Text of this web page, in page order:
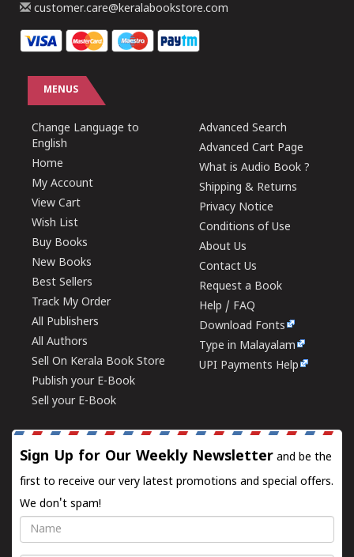
customer.care@keralabookstore.com
MENUS
Change Language to
English
Home
My Account
View Cart
Wish List
Buy Books
New Books
Best Sellers
Track My Order
All Publishers
All Authors
Sell On Kerala Book Store
Publish your E-Book
Sell your E-Book
Advanced Search
Advanced Cart Page
What is Audio Book ?
Shipping & Returns
Privacy Notice
Conditions of Use
About Us
Contact Us
Request a Book
Help / FAQ
Download Fonts
Type in Malayalam
UPI Payments Help
Sign Up for Our Weekly Newsletter and be the
first to receive our very latest promotions and special offers.
We don't spam!
Name